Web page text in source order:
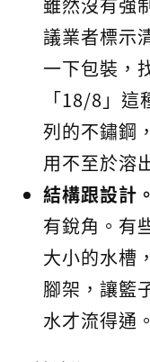
議業者標示
一下包裝，
「18/8」
列的不鏽鋼
用不至於溶
結構跟設計。
有銳角。有
大小的水槽
腳架，讓籃
水才流得通。